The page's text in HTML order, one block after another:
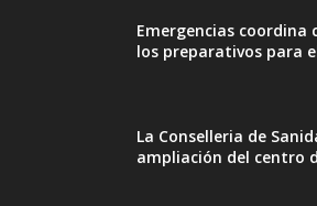
Emergencias
los preparativos para
La Conselleria de
ampliación del centro